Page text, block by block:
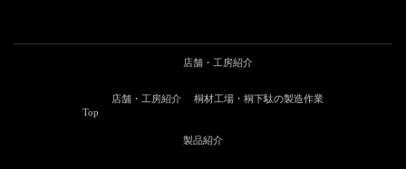
Top
店舗・工房紹介
店舗・工房紹介 桐材工場・桐下駄の製造作業
製品紹介